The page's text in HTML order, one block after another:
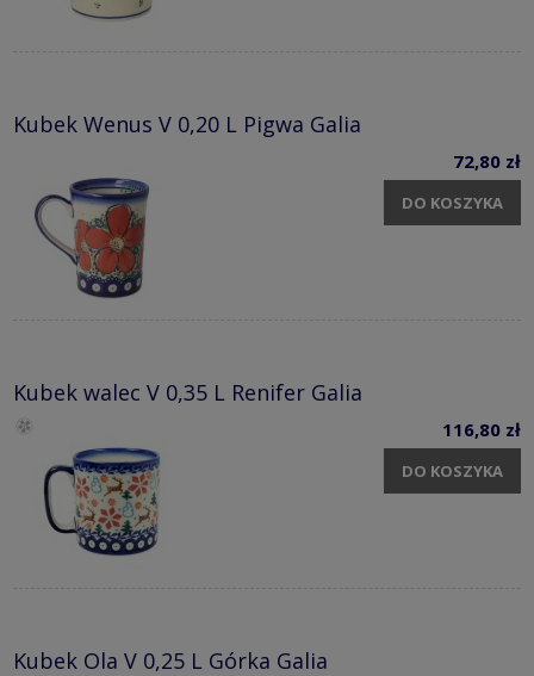
Kubek Wenus V 0,20 L Pigwa Galia
72,80 zł
DO KOSZYKA
Kubek walec V 0,35 L Renifer Galia
116,80 zł
DO KOSZYKA
Kubek Ola V 0,25 L Górka Galia